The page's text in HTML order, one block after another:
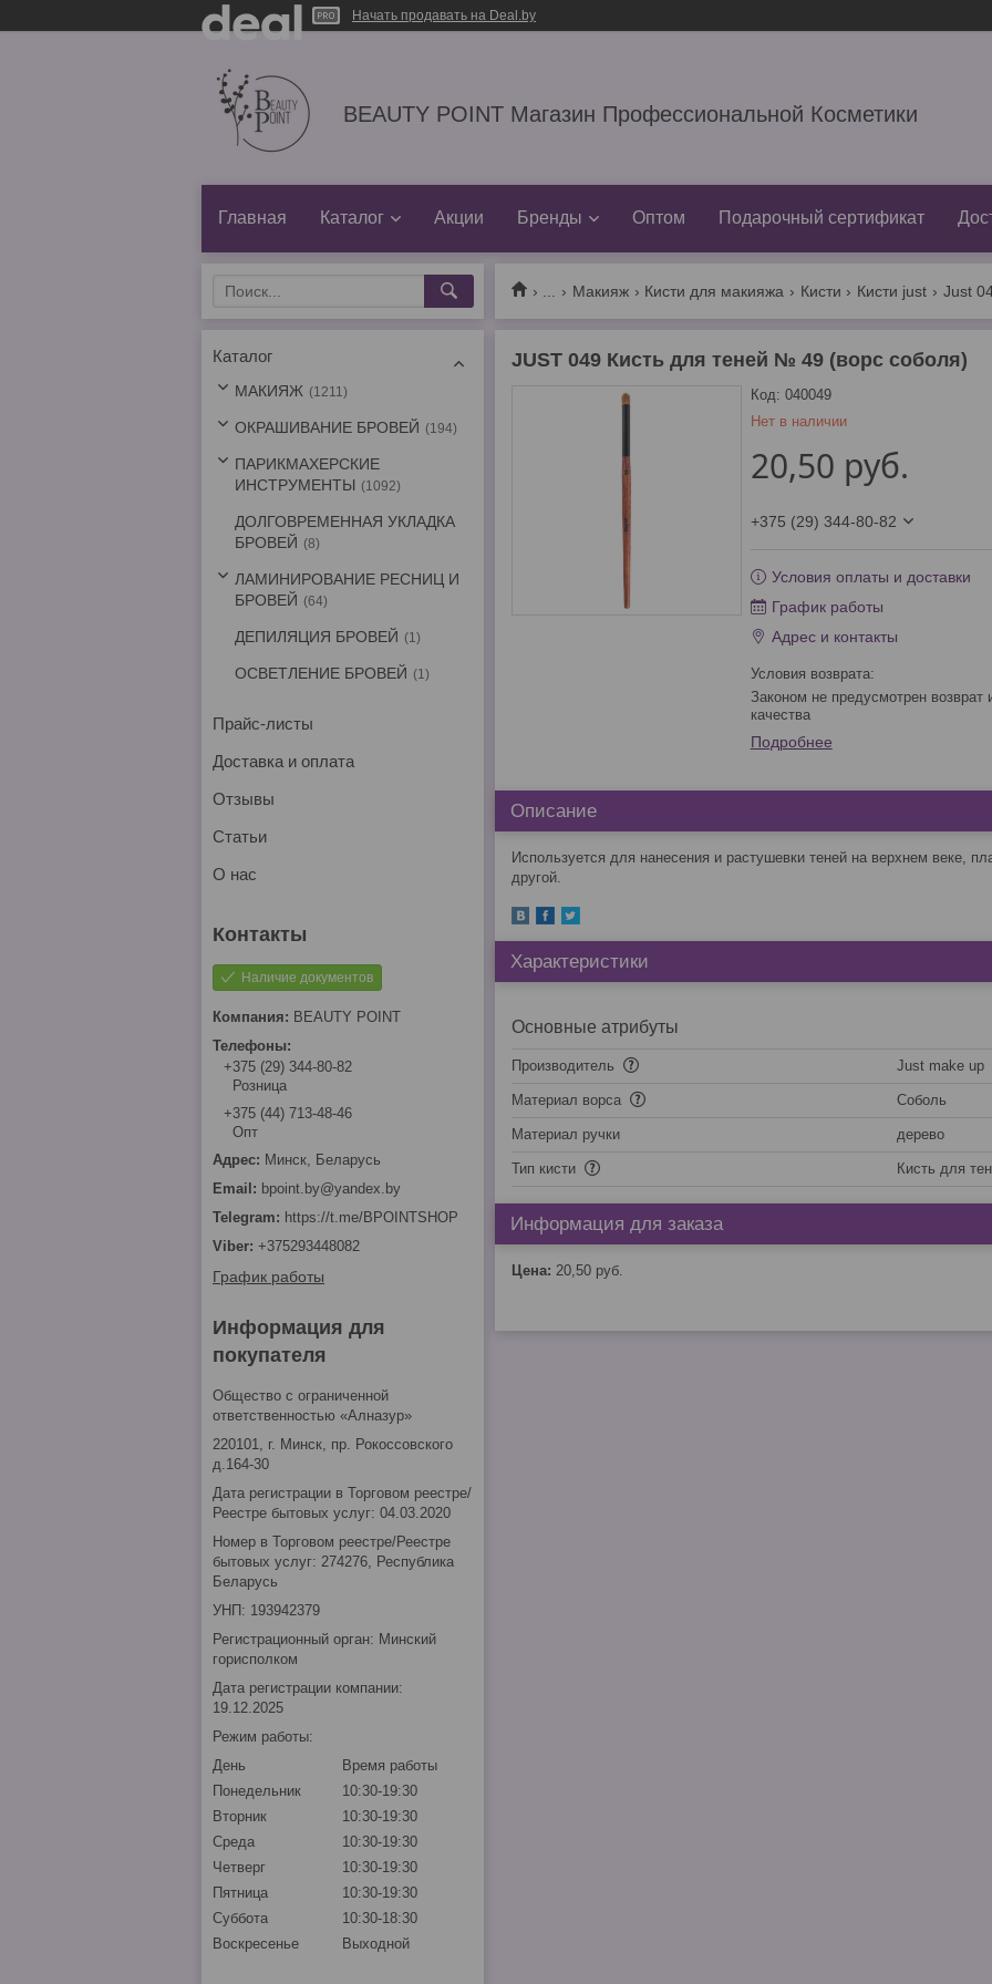
Начать продавать на Deal.by
BEAUTY POINT Магазин Профессиональной Косметики
Главная Каталог Акции Бренды Оптом Подарочный сертификат
Макияж Кисти для макияжа Кисти Кисти just Just
JUST 049 Кисть для теней № 49 (ворс соболя)
Нет в наличии
Код: 040049
20,50 руб.
+375 (29) 344-80-82
Условия оплаты и доставки
График работы
Адрес и контакты
Законом не предусмотрен возврат и обмен данного товара надлежащего
качества
Подробнее
Описание
Используется для нанесения и растушевки теней на верхнем веке,
другой.
Характеристики
Основные атрибуты
Производитель Just make up
Материал ворса Соболь
Материал ручки дерево
Тип кисти Кисть для
Информация для заказа
Цена: 20,50 руб.
Каталог
МАКИЯЖ 1211
ОКРАШИВАНИЕ БРОВЕЙ 194
ПАРИКМАХЕРСКИЕ
ИНСТРУМЕНТЫ
1092
ДОЛГОВРЕМЕННАЯ УКЛАДКА
БРОВЕЙ
8
ЛАМИНИРОВАНИЕ РЕСНИЦ И
БРОВЕЙ
64
ДЕПИЛЯЦИЯ БРОВЕЙ 1
ОСВЕТЛЕНИЕ БРОВЕЙ 1
Прайс-листы
Доставка и оплата
Отзывы
Статьи
О нас
Наличие документов
BEAUTY POINT
+375 (29) 344-80-82
Розница
+375 (44) 713-48-46
Опт
Минск, Беларусь
bpoint.by@yandex.by
https://t.me/BPOINTSHOP
+375293448082
График работы
Информация для
покупателя
Общество с ограниченной
ответственностью «Алназур»
220101, г. Минск, пр. Рокоссовского
д.164-30
Дата регистрации в Торговом реестре/
Реестре бытовых услуг: 04.03.2020
Номер в Торговом реестре/Реестре
бытовых услуг: 274276, Республика
Беларусь
УНП: 193942379
Регистрационный орган: Минский
горисполком
Дата регистрации компании:
19.12.2025
Режим работы:
День
Время работы
Понедельник
10:30-19:30
Вторник
10:30-19:30
Среда
10:30-19:30
Четверг
10:30-19:30
Пятница
10:30-19:30
Суббота
10:30-18:30
Воскресенье
Выходной